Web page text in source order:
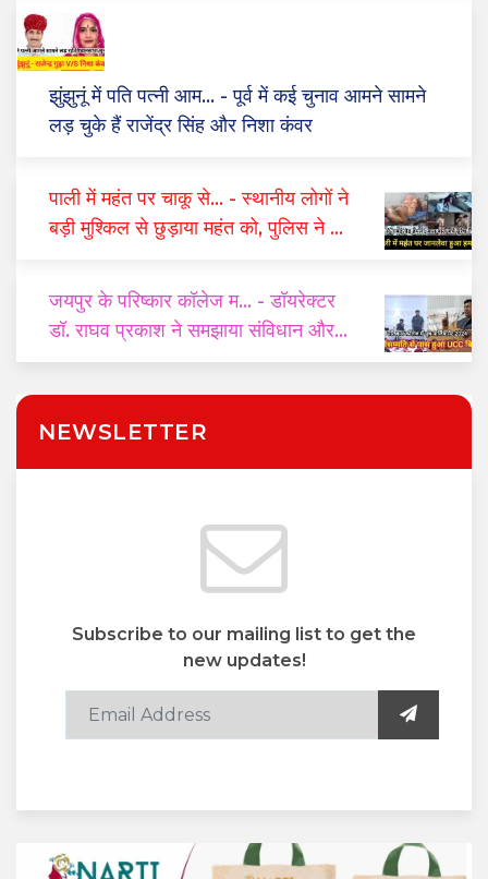
झुंझुनूं में पति पत्नी आम... - पूर्व में कई चुनाव आमने सामने
लड़ चुके हैं राजेंद्र सिंह और निशा कंवर
पाली में महंत पर चाकू से... - स्थानीय लोगों ने
बड़ी मुश्किल से छुड़ाया महंत को, पुलिस ने दो
जयपुर के परिष्कार कॉलेज म... - डॉयरेक्टर
डॉ. राघव प्रकाश ने समझाया संविधान और
यूसीसी का महत्व
NEWSLETTER
Subscribe to our mailing list to get the
new updates!